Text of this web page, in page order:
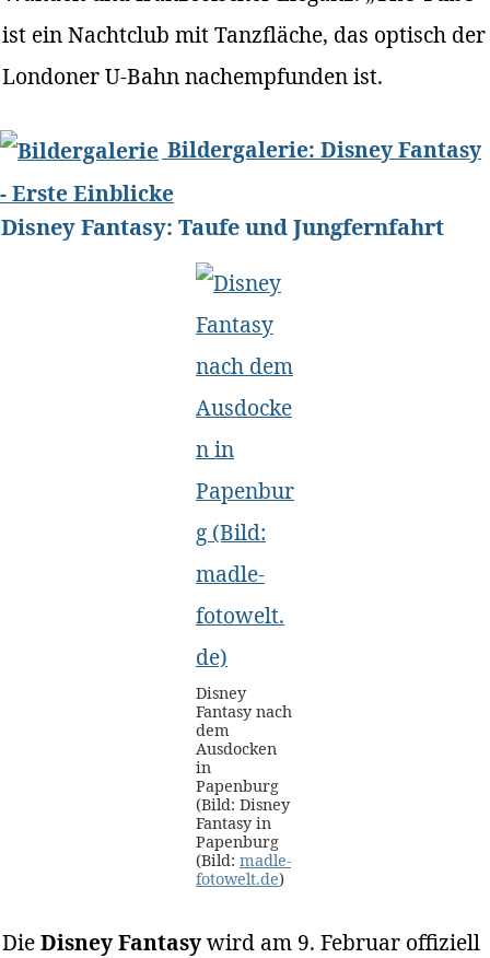
ist ein Nachtclub mit Tanzfläche, das optisch der
Londoner U-Bahn nachempfunden ist.
Bildergalerie: Disney Fantasy
- Erste Einblicke
Disney Fantasy: Taufe und Jungfernfahrt
Disney
Fantasy nach
dem
Ausdocken
in
Papenburg
(Bild: Disney
Fantasy in
Papenburg
(Bild: madle-
fotowelt.de)
DieDisney Fantasywird am 9. Februar offiziell